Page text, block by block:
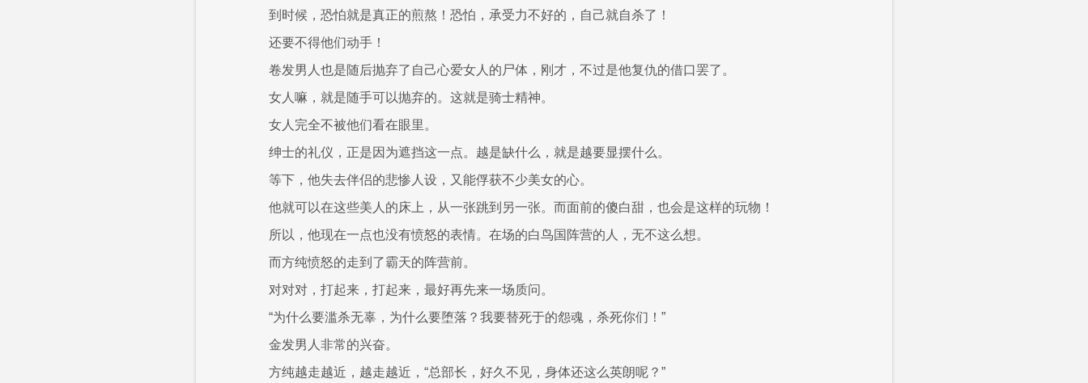
到时候，恐怕就是真正的煎熬！恐怕，承受力不好的，自己就自杀了！
还要不得他们动手！
卷发男人也是随后抛弃了自己心爱女人的尸体，刚才，不过是他复仇的借口罢了。
女人嘛，就是随手可以抛弃的。这就是骑士精神。
女人完全不被他们看在眼里。
绅士的礼仪，正是因为遮挡这一点。越是缺什么，就是越要显摆什么。
等下，他失去伴侣的悲惨人设，又能俘获不少美女的心。
他就可以在这些美人的床上，从一张跳到另一张。而面前的傻白甜，也会是这样的玩物！
所以，他现在一点也没有愤怒的表情。在场的白鸟国阵营的人，无不这么想。
而方纯愤怒的走到了霸天的阵营前。
对对对，打起来，打起来，最好再先来一场质问。
“为什么要滥杀无辜，为什么要堕落？我要替死于的怨魂，杀死你们！”
金发男人非常的兴奋。
方纯越走越近，越走越近，“总部长，好久不见，身体还这么英朗呢？”